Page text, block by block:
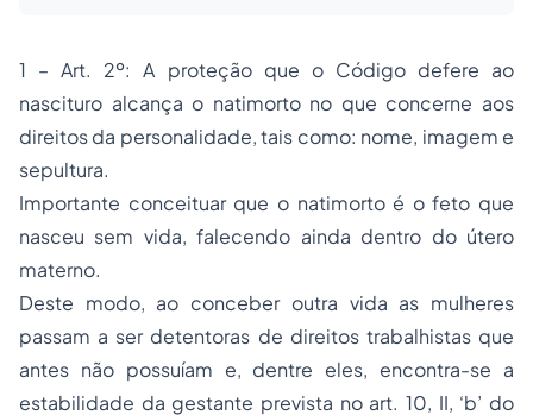
1 – Art. 2º: A proteção que o Código defere ao
nascituro alcança o natimorto no que concerne aos
direitos da personalidade, tais como: nome, imagem e
sepultura.
Importante conceituar que o natimorto é o feto que
nasceu sem vida, falecendo ainda dentro do útero
materno.
Deste modo, ao conceber outra vida as mulheres
passam a ser detentoras de direitos trabalhistas que
antes não possuíam e, dentre eles, encontra-se a
estabilidade da gestante prevista no art. 10, II, ‘b’ do